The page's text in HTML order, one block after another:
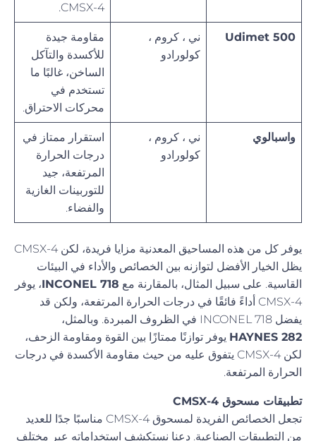
CMSX-4.
Udimet 500
ني ، كروم ،
كولورادو
مقاومة جيدة
للأكسدة والتآكل
الساخن، غالبًا ما
تستخدم في
محركات الاحتراق.
واسبالوي
ني ، كروم ،
كولورادو
استقرار ممتاز في
درجات الحرارة
المرتفعة، جيد
للتوربينات الغازية
والفضاء.
يوفر كل من هذه المساحيق المعدنية مزايا فريدة، لكن CMSX-4
يظل الخيار الأفضل لتوازنه بين الخصائص والأداء في البيئات
القاسية. على سبيل المثال، بالمقارنة مع INCONEL 718، يوفر
CMSX-4 أداءً فائقًا في درجات الحرارة المرتفعة، ولكن قد
يفضل INCONEL 718 في الظروف المبردة. وبالمثل،
HAYNES 282يوفر توازنًا ممتازًا بين القوة ومقاومة الزحف،
لكن CMSX-4 يتفوق عليه من حيث مقاومة الأكسدة في درجات
الحرارة المرتفعة.
تطبيقات مسحوق CMSX-4
تجعل الخصائص الفريدة لمسحوق CMSX-4 مناسبًا جدًا للعديد
من التطبيقات الصناعية. دعنا نستكشف استخداماته عبر مختلف